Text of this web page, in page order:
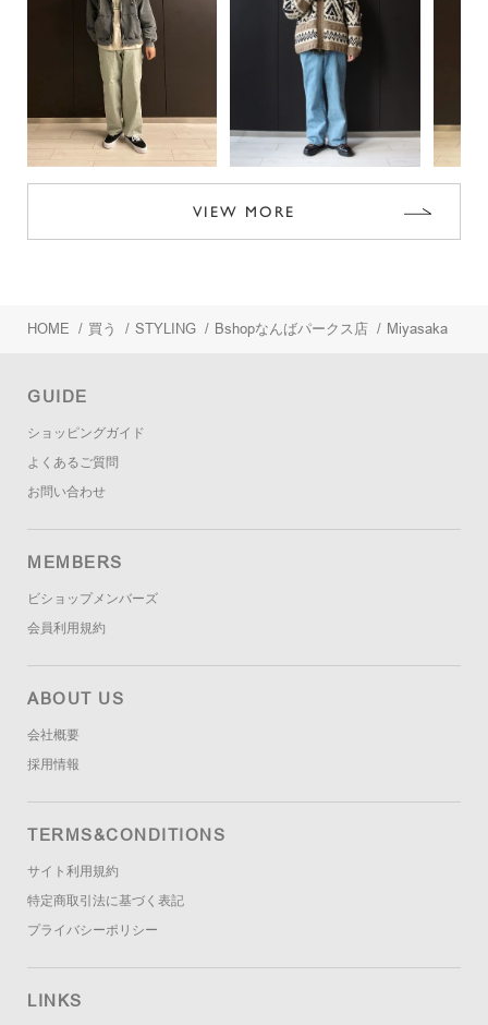
VIEW MORE
HOME / 買う / STYLING / Bshopなんばパークス店 / Miyasaka
GUIDE
ショッピングガイド
よくあるご質問
お問い合わせ
MEMBERS
ビショップメンバーズ
会員利用規約
ABOUT US
会社概要
採用情報
TERMS&CONDITIONS
サイト利用規約
特定商取引法に基づく表記
プライバシーポリシー
LINKS